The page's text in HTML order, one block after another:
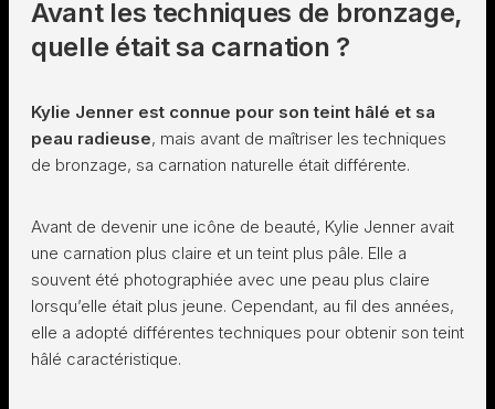
Avant les techniques de bronzage,
quelle était sa carnation ?
Kylie Jenner est connue pour son teint hâlé et sa
peau radieuse, mais avant de maîtriser les techniques
de bronzage, sa carnation naturelle était différente.
Avant de devenir une icône de beauté, Kylie Jenner avait
une carnation plus claire et un teint plus pâle. Elle a
souvent été photographiée avec une peau plus claire
lorsqu’elle était plus jeune. Cependant, au fil des années,
elle a adopté différentes techniques pour obtenir son teint
hâlé caractéristique.